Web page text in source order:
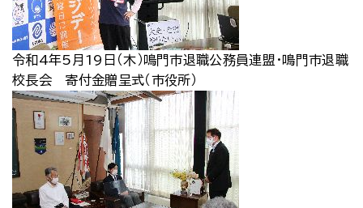
令和4年5月19日（木）鳴門市退職公務員連盟・鳴門市退職
校長会 寄付金贈呈式（市役所）